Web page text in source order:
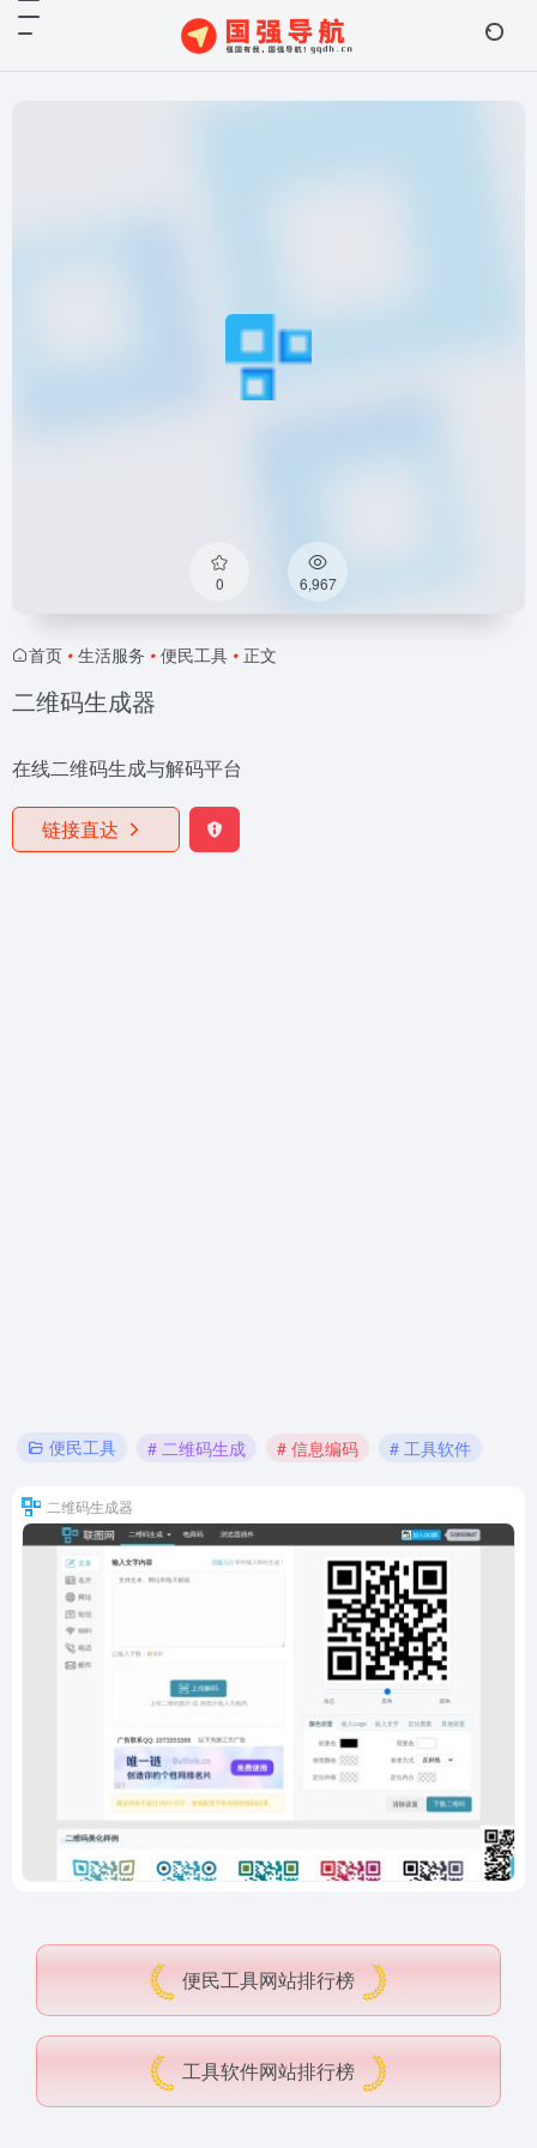
0 6,967
首页 • 生活服务 • 便民工具 • 正文
二维码生成器
在线二维码生成与解码平台
链接直达
便民工具 # 二维码生成 # 信息编码 # 工具软件
二维码生成器
便民工具网站排行榜
工具软件网站排行榜